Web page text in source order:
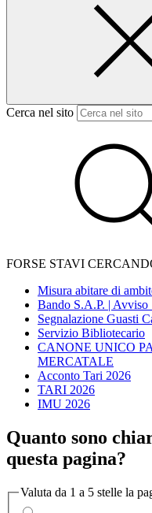
Cerca nel sito
FORSE STAVI
Misura abitare di
Bando S.A.P. | Avviso
Segnalazione Guasti
Servizio Bibliotecario
CANONE UNICO
MERCATALE
Acconto Tari 2026
TARI 2026
IMU 2026
Quanto sono
questa pagina?
Valuta da 1 a 5 stelle la